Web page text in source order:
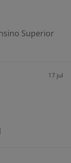
Superior
17 jul